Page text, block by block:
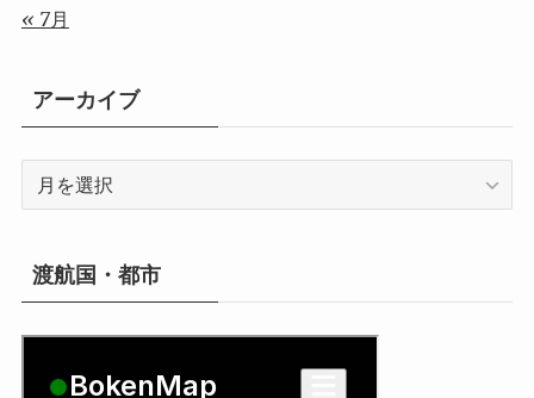
« 7月
アーカイブ
ー
イ
ブ
渡航国・都市